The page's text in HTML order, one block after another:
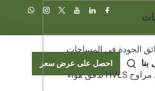
بنا احصل على عرض سعر
الجودة في المساحات
كيف تنشئ مراوح HVLS تدفق هواء